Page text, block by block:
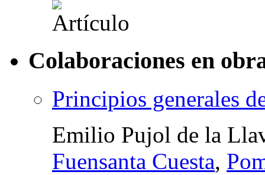
Colaboraciones en
Principios generales
Emilio Pujol de la
Fuensanta Cuesta,